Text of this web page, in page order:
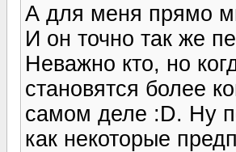
А для меня прямо
И он точно так же
Неважно кто, но
становятся более
самом деле :D. Ну
как некоторые